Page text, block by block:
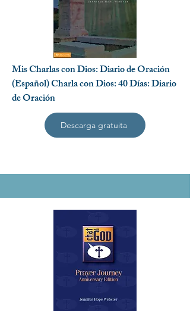
Mis Charlas con Dios: Diario de Oración
(Español) Charla con Dios: 40 Días: Diario
de Oración
Descarga gratuita